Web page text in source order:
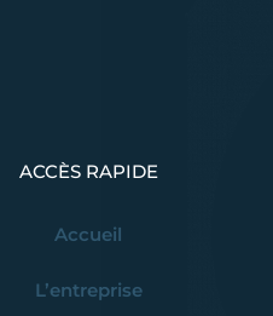
ACCÈS RAPIDE
Accueil
L’entreprise